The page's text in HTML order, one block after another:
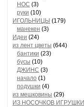
НОС (3)
руки (10)
ИГОЛЬНИЦЫ (179)
манекен (3)
Идеи (24)
из лент цветы (644)
бантики (23)
бусы (10)
ДЖИНС (3)
начало (1)
подушки (4)
из мешковины (29)
ИЗ НОСОЧКОВ ИГРУШКИ